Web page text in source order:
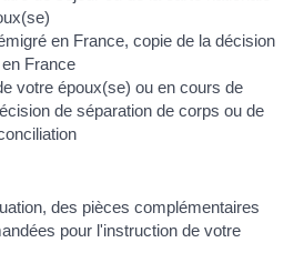
en France, copie de la décision
France
votre époux(se) ou en cours de
de séparation de corps ou de
des pièces complémentaires
pour l'instruction de votre